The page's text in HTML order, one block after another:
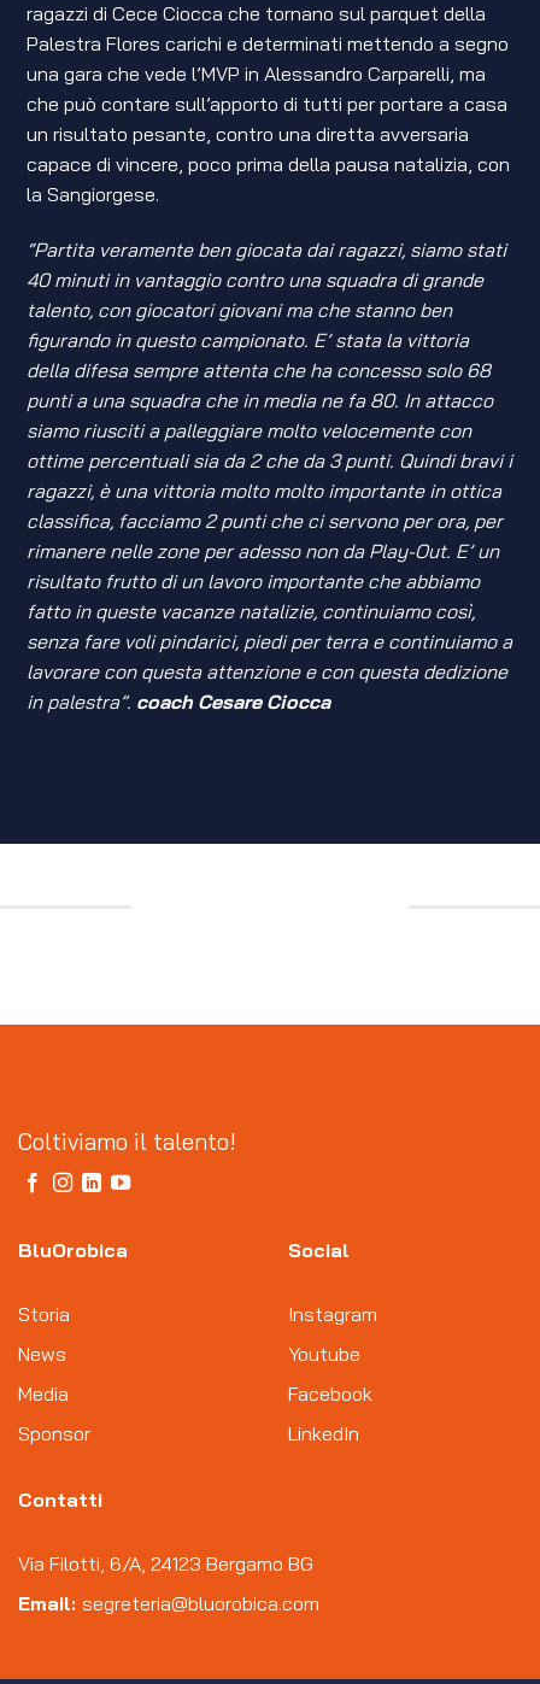
ragazzi di Cece Ciocca che tornano sul parquet della
Palestra Flores carichi e determinati mettendo a segno
una gara che vede l’MVP in Alessandro Carparelli, ma
che può contare sull’apporto di tutti per portare a casa
un risultato pesante, contro una diretta avversaria
capace di vincere, poco prima della pausa natalizia, con
la Sangiorgese.
“Partita veramente ben giocata dai ragazzi, siamo stati
40 minuti in vantaggio contro una squadra di grande
talento, con giocatori giovani ma che stanno ben
figurando in questo campionato. E’ stata la vittoria
della difesa sempre attenta che ha concesso solo 68
punti a una squadra che in media ne fa 80. In attacco
siamo riusciti a palleggiare molto velocemente con
ottime percentuali sia da 2 che da 3 punti. Quindi bravi i
ragazzi, è una vittoria molto molto importante in ottica
classifica, facciamo 2 punti che ci servono per ora, per
rimanere nelle zone per adesso non da Play-Out. E’ un
risultato frutto di un lavoro importante che abbiamo
fatto in queste vacanze natalizie, continuiamo così,
senza fare voli pindarici, piedi per terra e continuiamo a
lavorare con questa attenzione e con questa dedizione
in palestra”. coach Cesare Ciocca
Coltiviamo il talento!
BluOrobica
Storia
News
Media
Sponsor
Social
Instagram
Youtube
Facebook
LinkedIn
Contatti
Via Filotti, 6/A, 24123 Bergamo BG
Email: segreteria@bluorobica.com